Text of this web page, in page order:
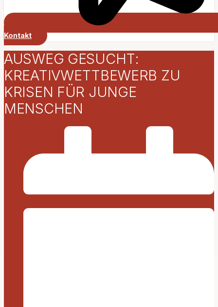
Kontakt
AUSWEG GESUCHT:
KREATIVWETTBEWERB ZU
KRISEN FÜR JUNGE
MENSCHEN